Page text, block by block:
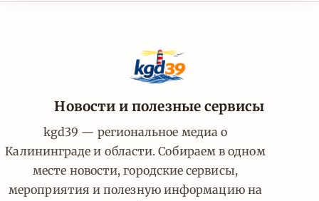
Новости и полезные сервисы
kgd39 — региональное медиа о
Калининграде и области. Собираем в одном
месте новости, городские сервисы,
мероприятия и полезную информацию на